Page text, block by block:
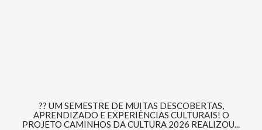
?? UM SEMESTRE DE MUITAS DESCOBERTAS,
APRENDIZADO E EXPERIÊNCIAS CULTURAIS! O
PROJETO CAMINHOS DA CULTURA 2026 REALIZOU...